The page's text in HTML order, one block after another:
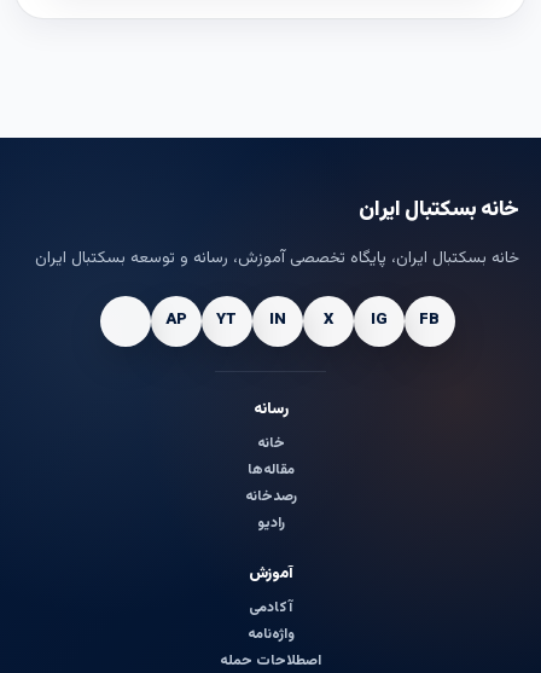
خانه بسکتبال ایران
خانه بسکتبال ایران، پایگاه تخصصی آموزش، رسانه و توسعه بسکتبال ایران
رسانه
خانه
مقاله‌ها
رصدخانه
رادیو
آموزش
آکادمی
واژه‌نامه
اصطلاحات حمله